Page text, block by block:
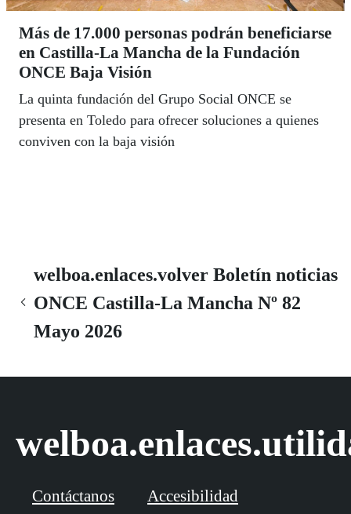
Más de 17.000 personas podrán beneficiarse
en Castilla-La Mancha de la Fundación
ONCE Baja Visión
La quinta fundación del Grupo Social ONCE se
presenta en Toledo para ofrecer soluciones a quienes
conviven con la baja visión
welboa.enlaces.volver Boletín noticias
ONCE Castilla-La Mancha Nº 82
Mayo 2026
Contáctanos Accesibilidad